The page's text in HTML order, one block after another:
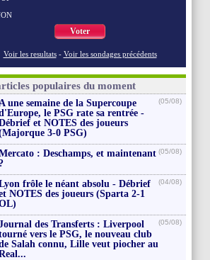
Voter
Voir les resultats - Voir les sondages précédents
populaires du moment
une semaine de la Supercoupe
le PSG rate sa rentrée -
et NOTES des joueurs
3-0 PSG)
(05/08)
: Deschamps, et maintenant (05/08)
frôle le néant absolu - Débrief
NOTES des joueurs (Sparta 2-1
(04/08)
des Transferts : Liverpool
vers le PSG, le nouveau club
Salah connu, Lille veut piocher au
(05/08)